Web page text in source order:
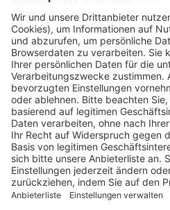
Firmenporträts
Panorama
Produkte
Ratgeber
Weitblick
WEITERES AUS DEM VERLAG
Reisemobil International